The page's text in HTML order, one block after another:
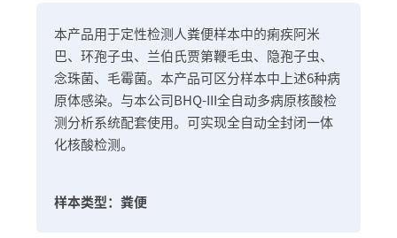
本产品用于定性检测人粪便样本中的痢疾阿米
巴、环孢子虫、兰伯氏贾第鞭毛虫、隐孢子虫、
念珠菌、毛霉菌。本产品可区分样本中上述6种病
原体感染。与本公司BHQ-III全自动多病原核酸检
测分析系统配套使用。可实现全自动全封闭一体
化核酸检测。
样本类型：粪便